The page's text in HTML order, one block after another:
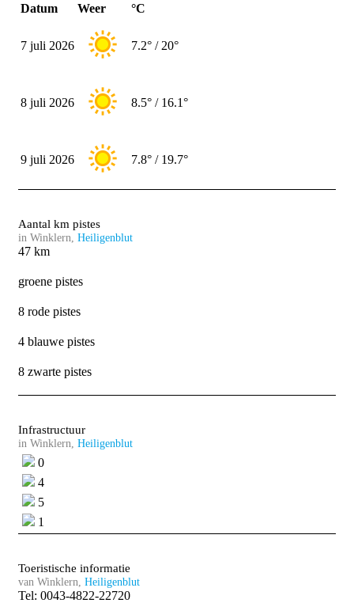
Datum Weer °C
7 juli 2026 7.2° / 20°
8 juli 2026 8.5° / 16.1°
9 juli 2026 7.8° / 19.7°
Aantal km pistes
in Winklern, Heiligenblut
47 km
groene pistes
8 rode pistes
4 blauwe pistes
8 zwarte pistes
Infrastructuur
in Winklern, Heiligenblut
0
4
5
1
Toeristische informatie
van Winklern, Heiligenblut
Tel: 0043-4822-22720